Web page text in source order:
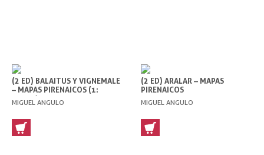
(2 ED) BALAITUS Y VIGNEMALE
– MAPAS PIRENAICOS (1:
25000)
MIGUEL ANGULO
(2 ED) ARALAR – MAPAS
PIRENAICOS
MIGUEL ANGULO